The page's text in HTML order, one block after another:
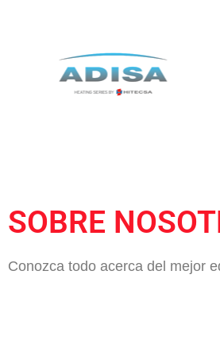
SOBRE
Conozca todo acerca del mejor